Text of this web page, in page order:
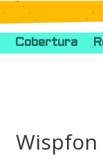
Cobertura
Wispfon